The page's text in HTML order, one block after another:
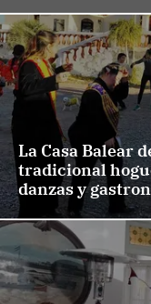
La Casa Balear
tradicional
danzas y